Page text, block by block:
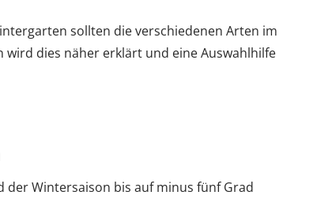
sollten die verschiedenen Arten im
dies näher erklärt und eine Auswahlhilfe
der Wintersaison bis auf minus fünf Grad